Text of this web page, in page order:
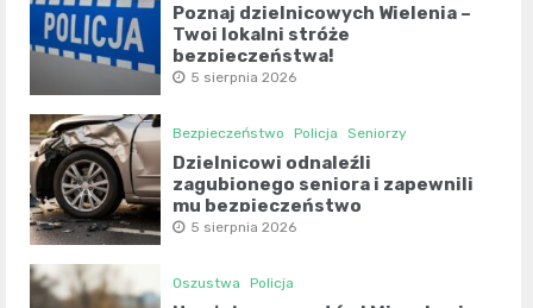
Poznaj dzielnicowych Wielenia –
Twoi lokalni stróże
bezpieczeństwa!
5 sierpnia 2026
Bezpieczeństwo Policja Seniorzy
Dzielnicowi odnaleźli
zagubionego seniora i zapewnili
mu bezpieczeństwo
5 sierpnia 2026
Oszustwa Policja